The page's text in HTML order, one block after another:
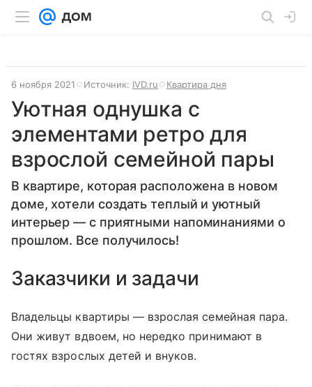
6 ноября 2021 Источник: IVD.ru Квартира дня
Уютная однушка с
элементами ретро для
взрослой семейной пары
В квартире, которая расположена в новом
доме, хотели создать теплый и уютный
интерьер — с приятными напоминаниями о
прошлом. Все получилось!
Заказчики и задачи
Владельцы квартиры — взрослая семейная пара.
Они живут вдвоем, но нередко принимают в
гостях взрослых детей и внуков.